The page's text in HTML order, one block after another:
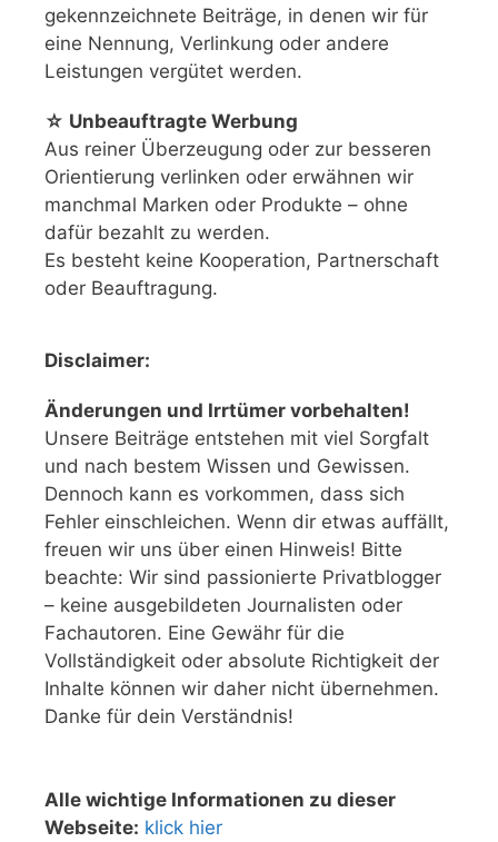
gekennzeichnete Beiträge, in denen wir für
eine Nennung, Verlinkung oder andere
Leistungen vergütet werden.
☆ Unbeauftragte Werbung
Aus reiner Überzeugung oder zur besseren
Orientierung verlinken oder erwähnen wir
manchmal Marken oder Produkte – ohne
dafür bezahlt zu werden.
Es besteht keine Kooperation, Partnerschaft
oder Beauftragung.
Disclaimer:
Änderungen und Irrtümer vorbehalten!
Unsere Beiträge entstehen mit viel Sorgfalt
und nach bestem Wissen und Gewissen.
Dennoch kann es vorkommen, dass sich
Fehler einschleichen. Wenn dir etwas auffällt,
freuen wir uns über einen Hinweis! Bitte
beachte: Wir sind passionierte Privatblogger
– keine ausgebildeten Journalisten oder
Fachautoren. Eine Gewähr für die
Vollständigkeit oder absolute Richtigkeit der
Inhalte können wir daher nicht übernehmen.
Danke für dein Verständnis!
Alle wichtige Informationen zu dieser
Webseite: klick hier